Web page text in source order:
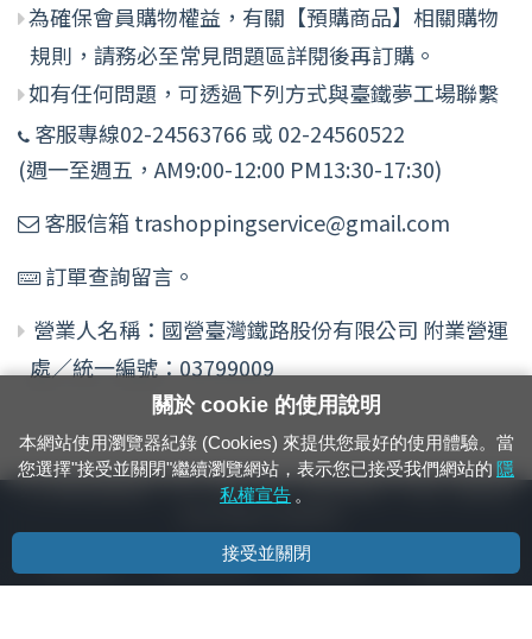
為確保會員購物權益，有關【預購商品】相關購物
規則，請務必至常見問題區詳閱後再訂購。
如有任何問題，可透過下列方式與臺鐵夢工場聯繫
客服專線02-24563766 或 02-24560522
(週一至週五，AM9:00-12:00 PM13:30-17:30)
客服信箱 trashoppingservice@gmail.com
訂單查詢留言。
營業人名稱：國營臺灣鐵路股份有限公司 附業營運
處／統一編號：03799009
24小時緊急通報電話：1933（市話、手機，僅限發現軌道、平交道、橋樑及隧
資通安全政策 著作權聲明
關於 cookie 的使用說明
本網站使用瀏覽器紀錄 (Cookies) 來提供您最好的使用體驗。當
您選擇"接受並關閉"繼續瀏覽網站，表示您已接受我們網站的 隱
私權宣告 。
接受並關閉